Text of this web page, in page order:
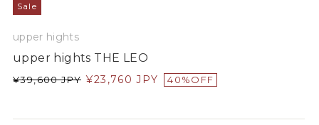
Sale
upper hights
upper hights THE LEO
¥39,600 JPY ¥23,760 JPY 40%OFF